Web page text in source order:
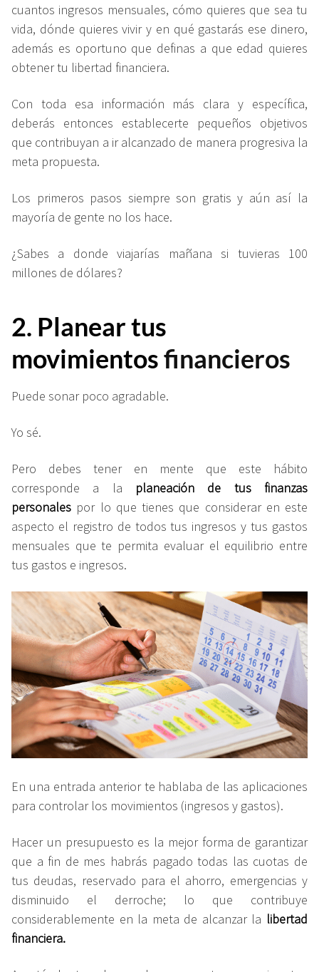
cuantos ingresos mensuales, cómo quieres que sea tu
vida, dónde quieres vivir y en qué gastarás ese dinero,
además es oportuno que definas a que edad quieres
obtener tu libertad financiera.
Con toda esa información más clara y específica,
deberás entonces establecerte pequeños objetivos
que contribuyan a ir alcanzado de manera progresiva la
meta propuesta.
Los primeros pasos siempre son gratis y aún así la
mayoría de gente no los hace.
¿Sabes a donde viajarías mañana si tuvieras 100
millones de dólares?
2. Planear tus
movimientosfinancieros
Puede sonar poco agradable.
Yo sé.
Pero debes tener en mente que este hábito
corresponde a la planeación de tus finanzas
personales por lo que tienes que considerar en este
aspecto el registro de todos tus ingresos y tus gastos
mensuales que te permita evaluar el equilibrio entre
tus gastos e ingresos.
En una entrada anterior te hablaba de las aplicaciones
para controlar los movimientos (ingresos y gastos).
Hacer un presupuesto es la mejor forma de garantizar
que a fin de mes habrás pagado todas las cuotas de
tus deudas, reservado para el ahorro, emergencias y
disminuido el derroche; lo que contribuye
considerablemente en la meta de alcanzar la libertad
financiera.